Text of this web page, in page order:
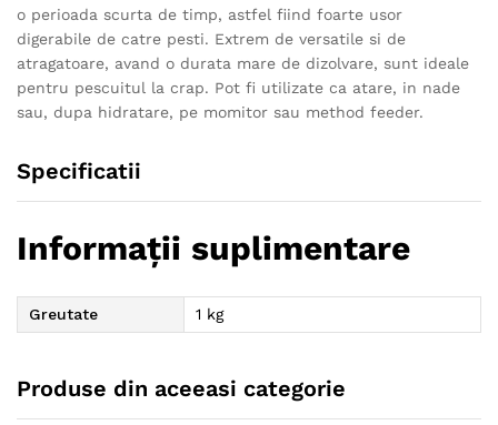
o perioada scurta de timp, astfel fiind foarte usor
digerabile de catre pesti. Extrem de versatile si de
atragatoare, avand o durata mare de dizolvare, sunt ideale
pentru pescuitul la crap. Pot fi utilizate ca atare, in nade
sau, dupa hidratare, pe momitor sau method feeder.
Specificatii
Informații suplimentare
Greutate 1 kg
Produse din aceeasi categorie